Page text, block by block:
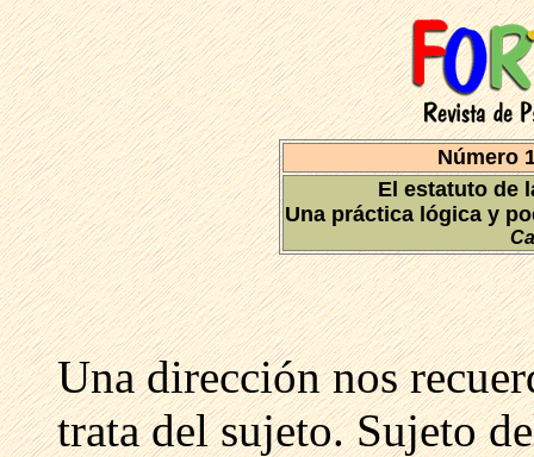
Número
El estatuto de
Una práctica lógica y
Una dirección nos
trata del sujeto. Sujeto